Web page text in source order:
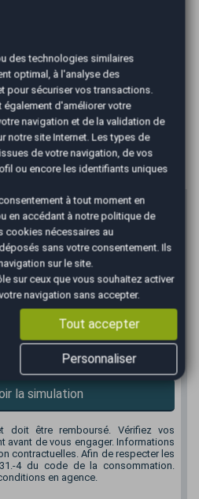
sur rendez-vous
saisie ou omissions
par le réseau AutoEasy
€
€/mois *
la simulation
doit être remboursé. Vérifiez vos
avant de vous engager. Informations
contractuelles. Afin de respecter les
4 du code de la consommation.
en agence.
des technologies similaires
optimal, à l'analyse des
pour sécuriser vos transactions.
d'améliorer votre
navigation et de la validation de
notre site Internet. Les types de
de votre navigation, de vos
ou encore les identifiants uniques
à tout moment en
en accédant à notre politique de
cookies nécessaires au
sans votre consentement. Ils
sur le site.
sur ceux que vous souhaitez activer
navigation sans accepter.
Tout accepter
Personnaliser